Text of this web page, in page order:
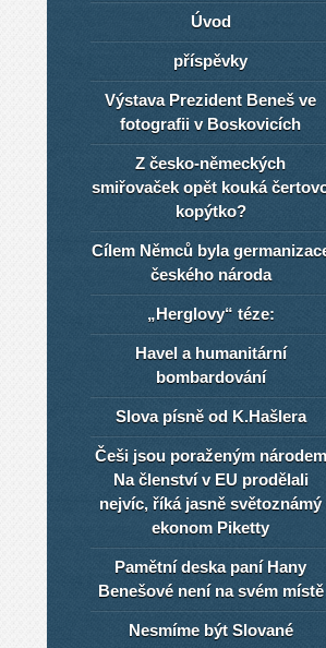
Úvod
příspěvky
Výstava Prezident Beneš ve
fotografii v Boskovicích
Z česko-německých
smiřovaček opět kouká
kopýtko?
Cílem Němců byla
českého národa
„Herglovy“ téze:
Havel a humanitární
bombardování
Slova písně od K.Hašlera
Češi jsou poraženým národem
Na členství v EU prodělali
nejvíc, říká jasně světoznámý
ekonom Piketty
Pamětní deska paní Hany
Benešové není na svém místě
Nesmíme být Slované